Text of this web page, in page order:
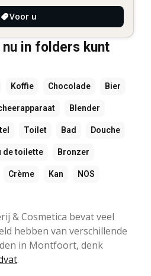
Voor u
nu in folders kunt
Koffie Chocolade Bier
Blender
Toilet Bad Douche
de toilette Bronzer
Crème Kan NOS
& Cosmetica bevat veel
hebben van verschillende
in Montfoort, denk
.